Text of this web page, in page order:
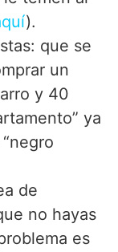
).
que se
un
y 40
ya
de
no hayas
es